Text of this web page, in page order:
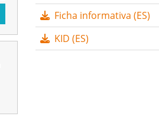
inversores (Semestral).
El iShares S&P 500 Equal
Ficha informativa (ES)
KID (ES)